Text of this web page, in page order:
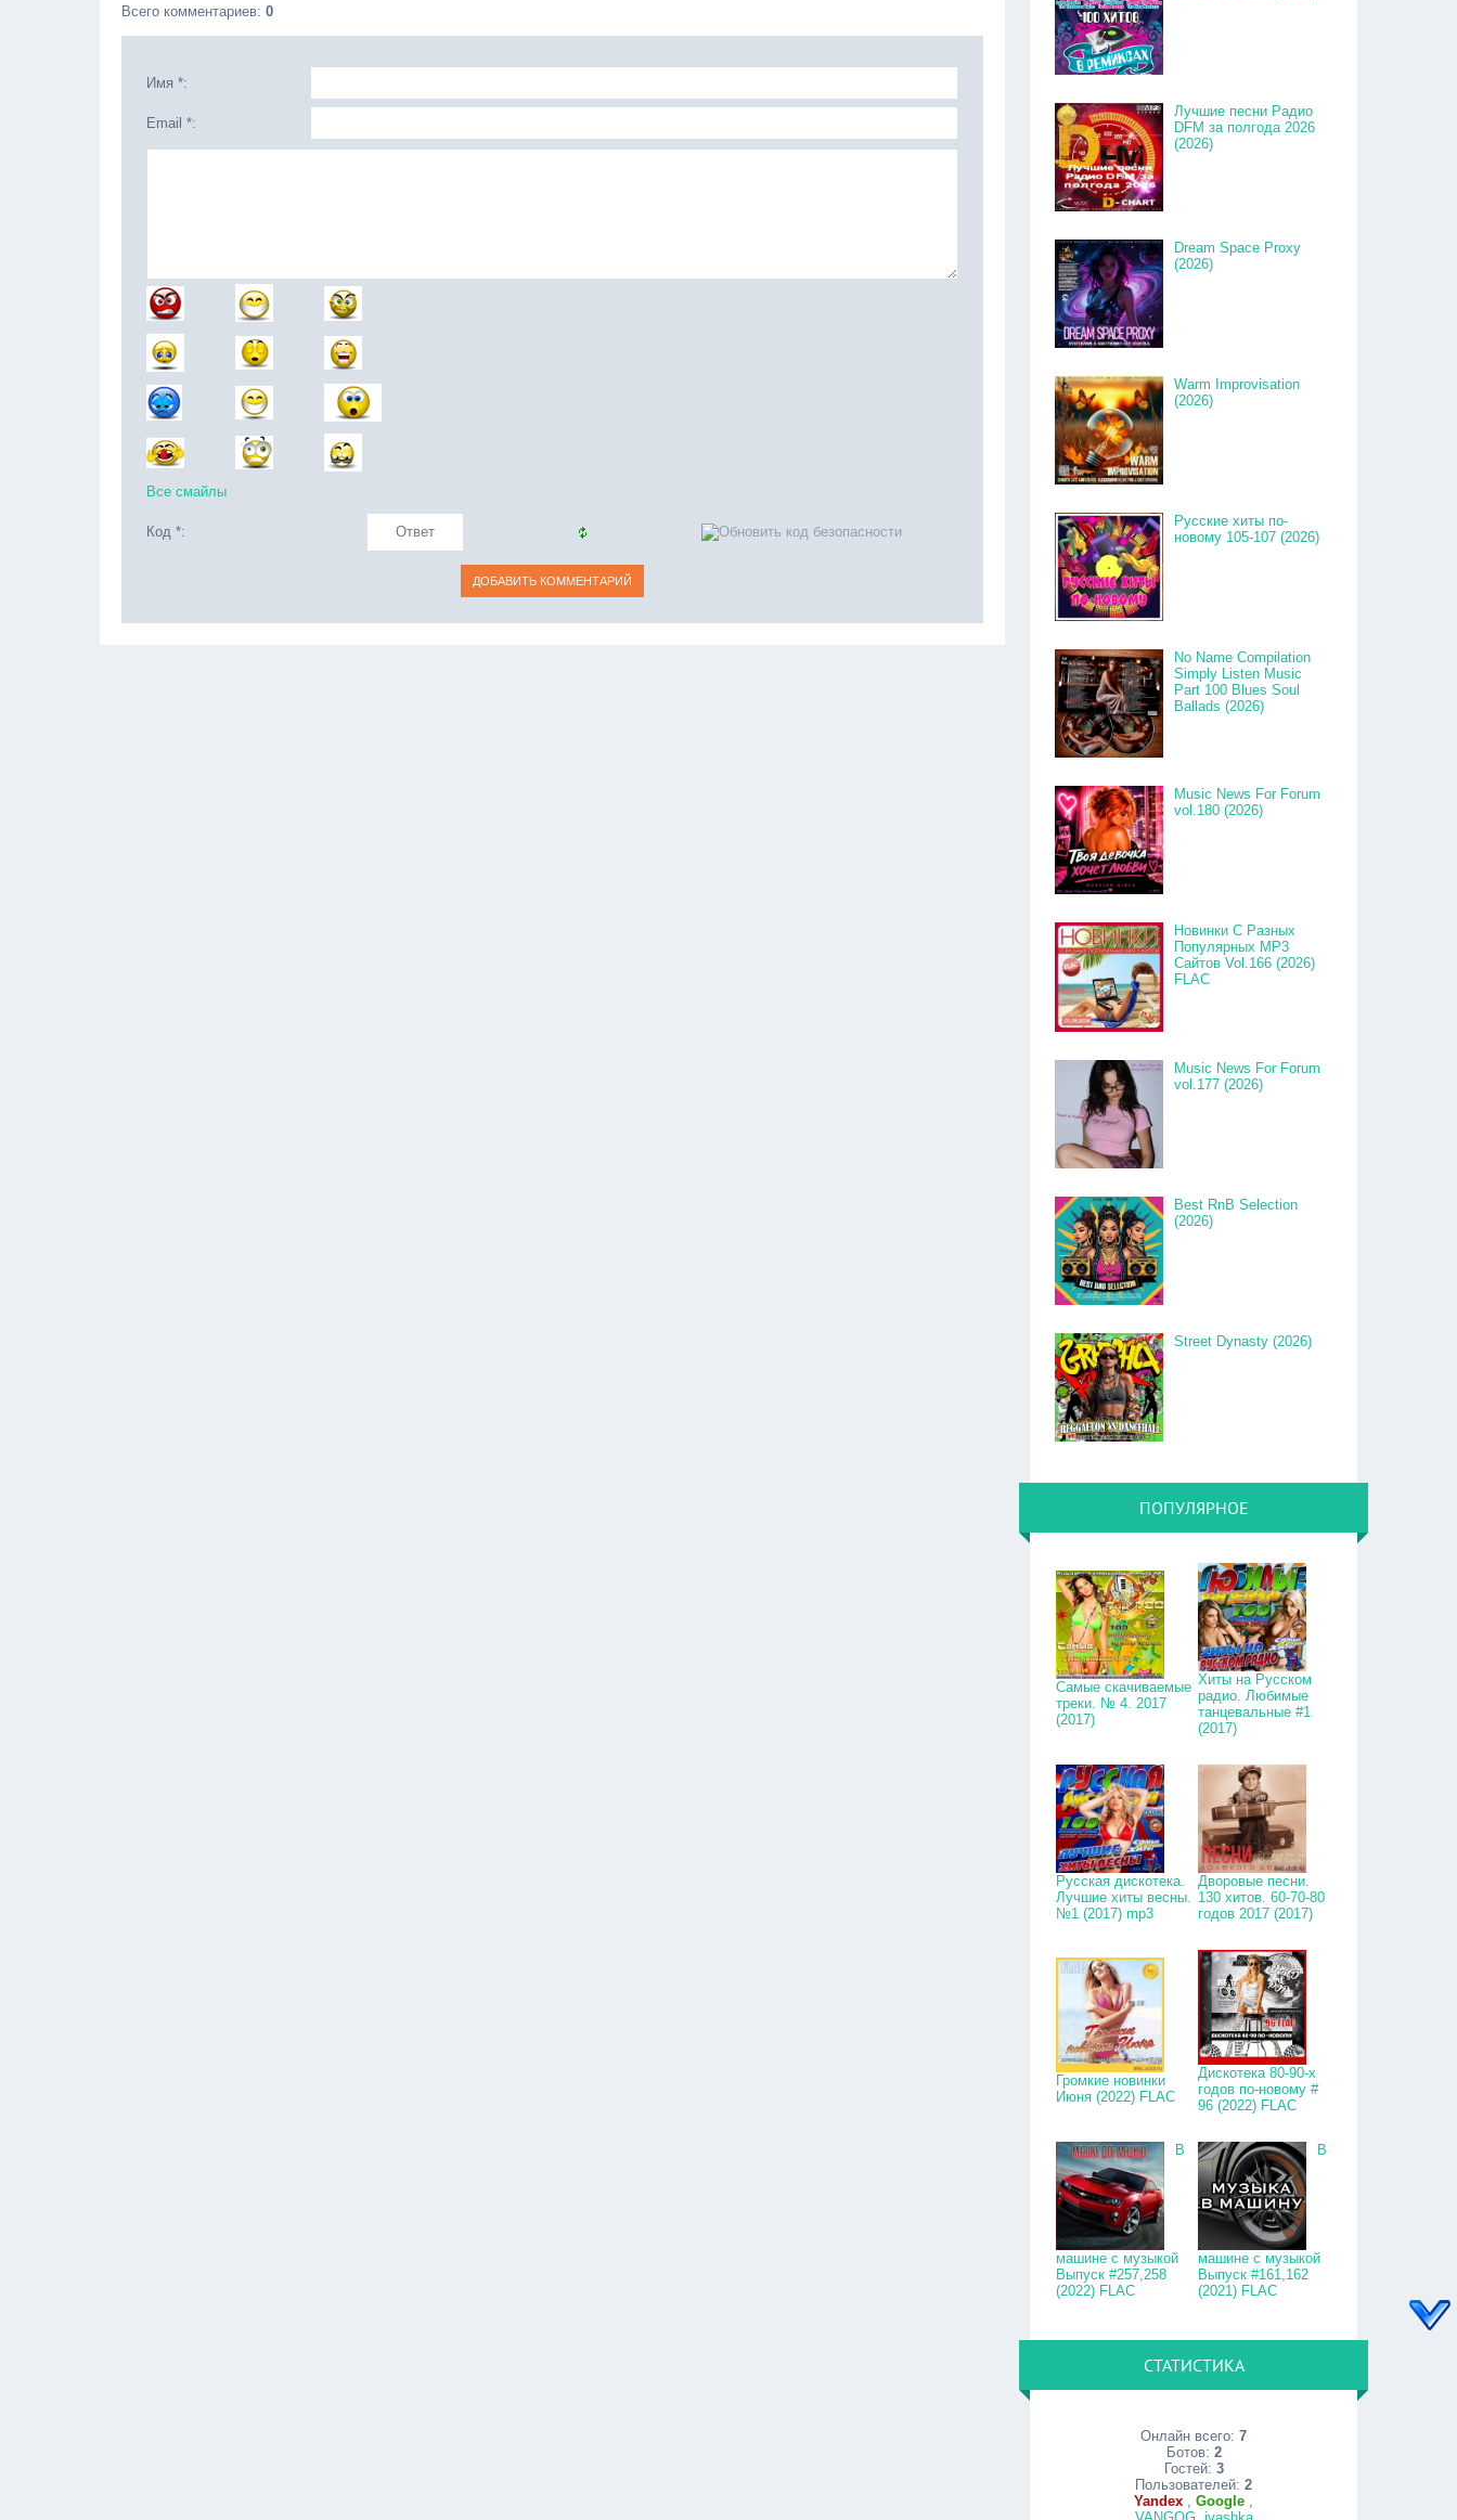
Всего комментариев: 0
Имя *:
Email *:
Все смайлы
Код *:
Лучшие песни Радио
DFM за полгода 2026
(2026)
Dream Space Proxy
(2026)
Warm Improvisation
(2026)
Русские хиты по-
новому 105-107 (2026)
No Name Compilation
Simply Listen Music
Part 100 Blues Soul
Ballads (2026)
Music News For Forum
vol.180 (2026)
Новинки С Разных
Популярных MP3
Сайтов Vol.166 (2026)
FLAC
Music News For Forum
vol.177 (2026)
Best RnB Selection
(2026)
Street Dynasty (2026)
ПОПУЛЯРНОЕ
Самые скачиваемые
треки. № 4. 2017
(2017)
Хиты на Русском
радио. Любимые
танцевальные #1
(2017)
Русская дискотека.
Лучшие хиты весны.
№1 (2017) mp3
Дворовые песни.
130 хитов. 60-70-80
годов 2017 (2017)
Громкие новинки
Июня (2022) FLAC
Дискотека 80-90-х
годов по-новому #
96 (2022) FLAC
В
машине с музыкой
Выпуск #257,258
(2022) FLAC
В
машине с музыкой
Выпуск #161,162
(2021) FLAC
СТАТИСТИКА
Онлайн всего:7
Ботов: 2
Гостей: 3
Пользователей:2
Yandex ,Google ,